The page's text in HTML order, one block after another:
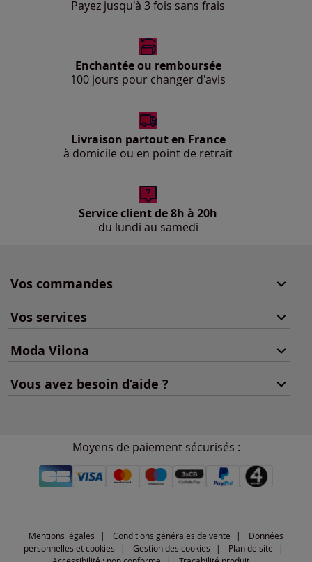
Payez jusqu'à 3 fois sans frais
Enchantée ou remboursée
100 jours pour changer d'avis
Livraison partout en France
à domicile ou en point de retrait
Service client de 8h à 20h
du lundi au samedi
Vos commandes
Vos services
Moda Vilona
Vous avez besoin d’aide ?
Moyens de paiement sécurisés :
Mentions légales Conditions générales de vente
Données
personnelles et cookies
Gestion des cookies
Plan de site